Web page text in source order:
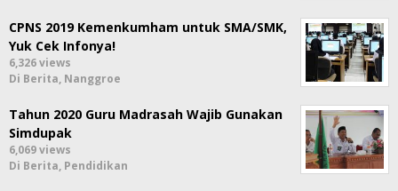
CPNS 2019 Kemenkumham untuk SMA/SMK,
Yuk Cek Infonya!
6,326 views
Di Berita, Nanggroe
Tahun 2020 Guru Madrasah Wajib Gunakan
Simdupak
6,069 views
Di Berita, Pendidikan